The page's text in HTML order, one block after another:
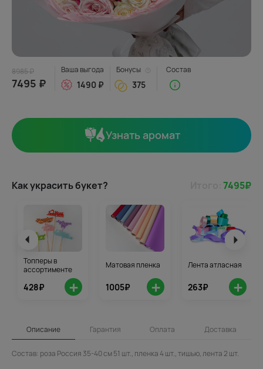
8985 ₽
7495 ₽
Ваша выгода
1490 ₽
Бонусы
375
Состав
Узнать аромат
Как украсить букет? 7495₽
Топперы в
ассортименте
428₽ +
Матовая пленка
1005₽ +
Лента атласная
263₽ +
Описание Гарантия Оплата Доставка
Состав: роза Россия 35-40 см 51 шт., пленка 4 шт., тишью, лента 2 шт.